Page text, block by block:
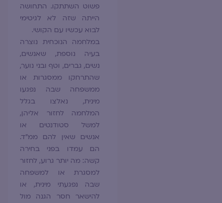
פשוט השתתקו. התחושה
הייתה שזה לא לגיטימי
לבוא עכשיו עם הקושי.
במלחמה הנוכחית נוצרה
בעיה נוספת, שאנשים,
נשים, גברים, וטף ובני נוער,
שהתרחקו ממסגרות או
ממשפחה שבה נפגעו
מינית, נאלצו בגלל
המלחמה לחזור אליהן,
למשל סטודנטים או
אנשים שאין להם ממ"ד.
הם עמדו בפני בחירה
קשה: מה יותר גרוע, לחזור
למסגרת או למשפחה
שבה נפגעתי מינית, או
להישאר חסר הגנה מול